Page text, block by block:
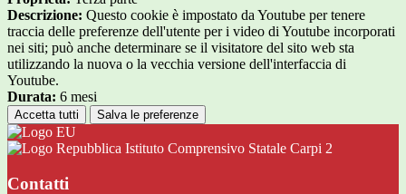
Descrizione: Questo cookie è impostato da Youtube per tenere
traccia delle preferenze dell'utente per i video di Youtube incorporati
nei siti; può anche determinare se il visitatore del sito web sta
utilizzando la nuova o la vecchia versione dell'interfaccia di
Youtube.
Durata: 6 mesi
Accetta tutti Salva le preferenze
Istituto Comprensivo Statale Carpi 2
Contatti